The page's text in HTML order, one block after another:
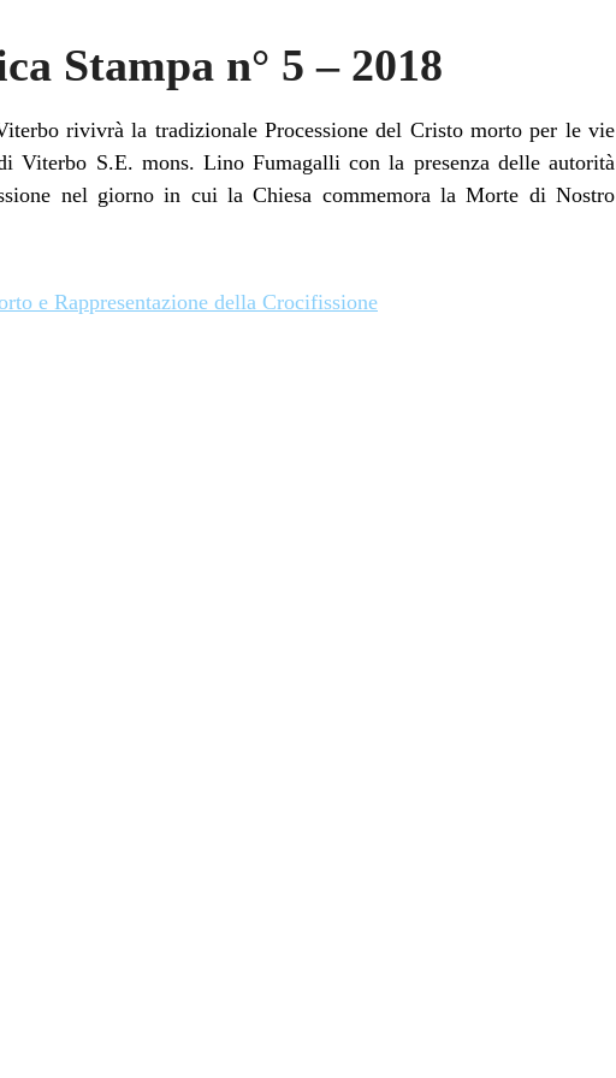
Stampa n° 5 – 2018
rivivrà la tradizionale Processione del Cristo morto per le vie
Viterbo S.E. mons. Lino Fumagalli con la presenza delle autorità
nel giorno in cui la Chiesa commemora la Morte di Nostro
e Rappresentazione della Crocifissione